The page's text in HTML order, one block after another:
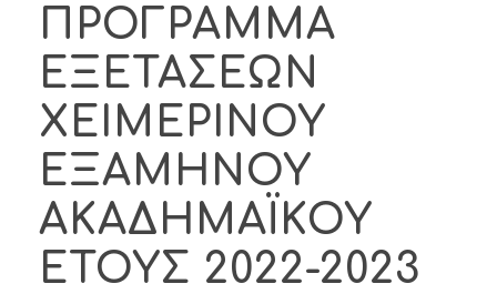
ΠΡΟΓΡΑΜΜΑ
ΕΞΕΤΑΣΕΩΝ
ΧΕΙΜΕΡΙΝΟΥ
ΕΞΑΜΗΝΟΥ
ΑΚΑΔΗΜΑΪΚΟΥ
ΕΤΟΥΣ 2022-2023